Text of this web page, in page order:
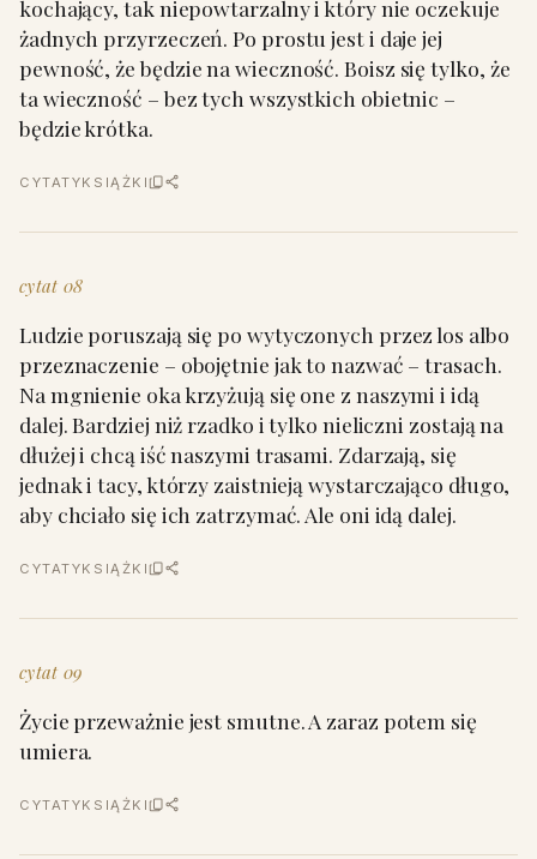
kochający, tak niepowtarzalny i który nie oczekuje
żadnych przyrzeczeń. Po prostu jest i daje jej
pewność, że będzie na wieczność. Boisz się tylko, że
ta wieczność – bez tych wszystkich obietnic –
będzie krótka.
CYTATYKSIĄŻKI
cytat 08
Ludzie poruszają się po wytyczonych przez los albo
przeznaczenie – obojętnie jak to nazwać – trasach.
Na mgnienie oka krzyżują się one z naszymi i idą
dalej. Bardziej niż rzadko i tylko nieliczni zostają na
dłużej i chcą iść naszymi trasami. Zdarzają, się
jednak i tacy, którzy zaistnieją wystarczająco długo,
aby chciało się ich zatrzymać. Ale oni idą dalej.
CYTATYKSIĄŻKI
cytat 09
Życie przeważnie jest smutne. A zaraz potem się
umiera.
CYTATYKSIĄŻKI